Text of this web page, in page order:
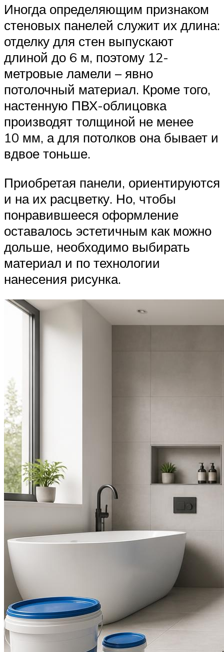
Иногда определяющим признаком
стеновых панелей служит их длина:
отделку для стен выпускают
длиной до 6 м, поэтому 12-
метровые ламели – явно
потолочный материал. Кроме того,
настенную ПВХ-облицовка
производят толщиной не менее
10 мм, а для потолков она бывает и
вдвое тоньше.
Приобретая панели, ориентируются
и на их расцветку. Но, чтобы
понравившееся оформление
оставалось эстетичным как можно
дольше, необходимо выбирать
материал и по технологии
нанесения рисунка.